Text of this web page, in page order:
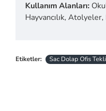
Kullanım Alanları:
Hayvancılık,
Etiketler: Sac Dolap Ofis Tekli